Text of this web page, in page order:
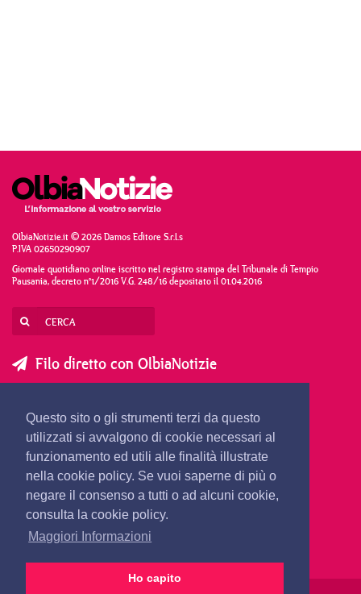
Questo sito o gli strumenti terzi da questo
utilizzati si avvalgono di cookie necessari al
funzionamento ed utili alle finalità illustrate
nella cookie policy. Se vuoi saperne di più o
negare il consenso a tutti o ad alcuni cookie,
consulta la cookie policy.
Maggiori Informazioni
Ho capito
OlbiaNotizie.it © 2026 Damos Editore S.r.l.s
P.IVA 02650290907
Giornale quotidiano online iscritto nel registro stampa del Tribunale di Tempio
Pausania, decreto n°1/2016 V.G. 248/16 depositato il 01.04.2016
Filo diretto con OlbiaNotizie
SEGNALA UNA NOTIZIA
SEGNALA UN EVENTO
redazione@olbianotizie.it